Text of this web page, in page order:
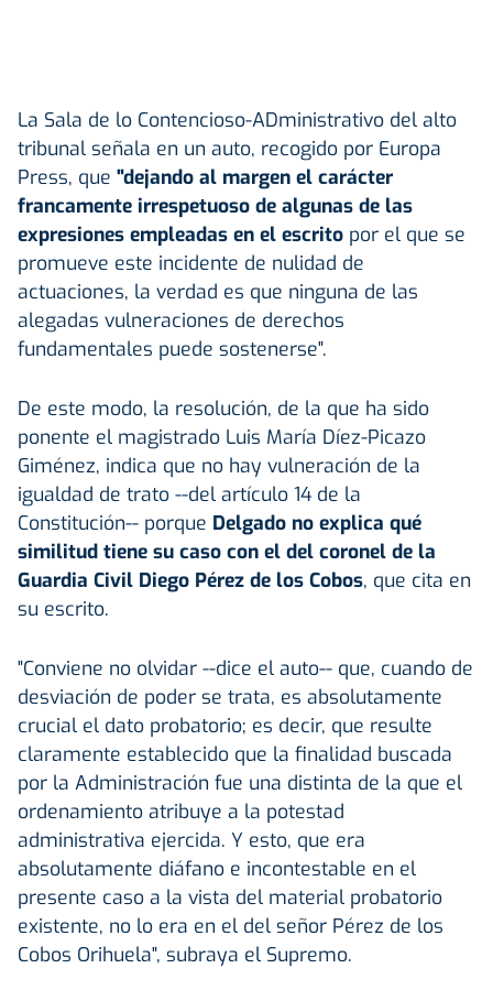
La Sala de lo Contencioso-ADministrativo del alto
tribunal señala en un auto, recogido por Europa
Press, que "dejando al margen el carácter
francamente irrespetuoso de algunas de las
expresiones empleadas en el escrito por el que se
promueve este incidente de nulidad de
actuaciones, la verdad es que ninguna de las
alegadas vulneraciones de derechos
fundamentales puede sostenerse".
De este modo, la resolución, de la que ha sido
ponente el magistrado Luis María Díez-Picazo
Giménez, indica que no hay vulneración de la
igualdad de trato --del artículo 14 de la
Constitución-- porque Delgado no explica qué
similitud tiene su caso con el del coronel de la
Guardia Civil Diego Pérez de los Cobos, que cita en
su escrito.
"Conviene no olvidar --dice el auto-- que, cuando de
desviación de poder se trata, es absolutamente
crucial el dato probatorio; es decir, que resulte
claramente establecido que la finalidad buscada
por la Administración fue una distinta de la que el
ordenamiento atribuye a la potestad
administrativa ejercida. Y esto, que era
absolutamente diáfano e incontestable en el
presente caso a la vista del material probatorio
existente, no lo era en el del señor Pérez de los
Cobos Orihuela", subraya el Supremo.